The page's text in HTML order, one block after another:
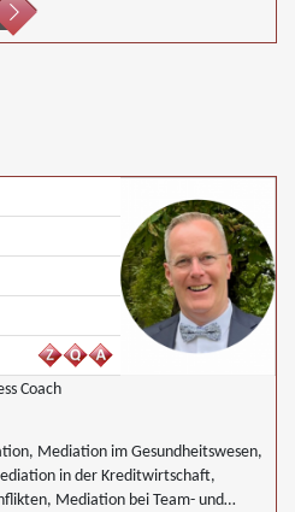
Coach
Mediation im Gesundheitswesen,
in der Kreditwirtschaft,
Mediation bei Team- und